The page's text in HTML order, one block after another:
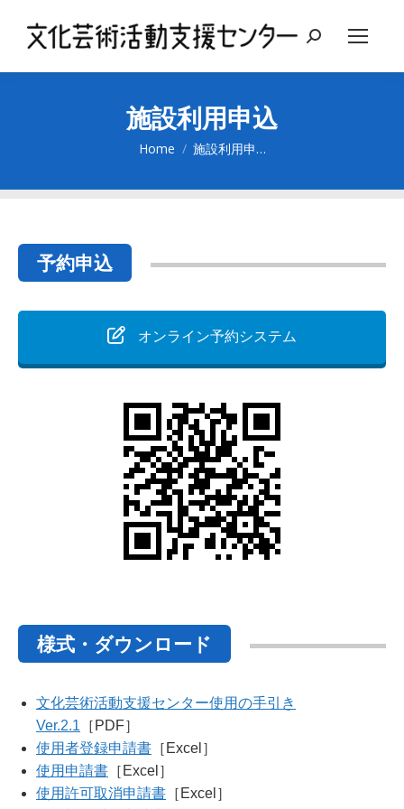
Search:
施設利用申込
You are here:
Home 施設利用申…
予約申込
オンライン予約システム
様式・ダウンロード
文化芸術活動支援センター使用の手引き
Ver.2.1 ［PDF］
使用者登録申請書 ［Excel］
使用申請書 ［Excel］
使用許可取消申請書 ［Excel］